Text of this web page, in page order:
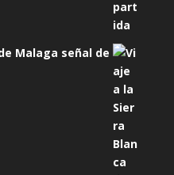
Malaga señal de